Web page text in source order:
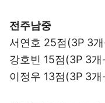
전주남중
서연호 25점(3P 3
강호빈 15점(3P 3
이정우 13점(3P 3